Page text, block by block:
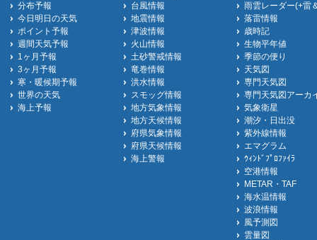
分布予報
今日明日の天気
ポイント予報
週間天気予報
1ヶ月予報
3ヶ月予報
寒・暖候期予報
世界の天気
海上予報
台風情報
地震情報
津波情報
火山情報
土砂警戒情報
竜巻情報
洪水情報
スモッグ情報
地方気象情報
地方天候情報
府県気象情報
府県天候情報
海上警報
雨雲レーダー(+雷
落雷情報
歳時記
生物平年値
季節の便り
天気図
専門天気図
専門天気図アーカ
気象衛星
潮汐・日出没
紫外線情報
エマグラム
ｳｨﾝﾄﾞﾌﾟﾛﾌｧｲﾗ
空港情報
METAR・TAF
海水温情報
波浪情報
風予測図
雲量図